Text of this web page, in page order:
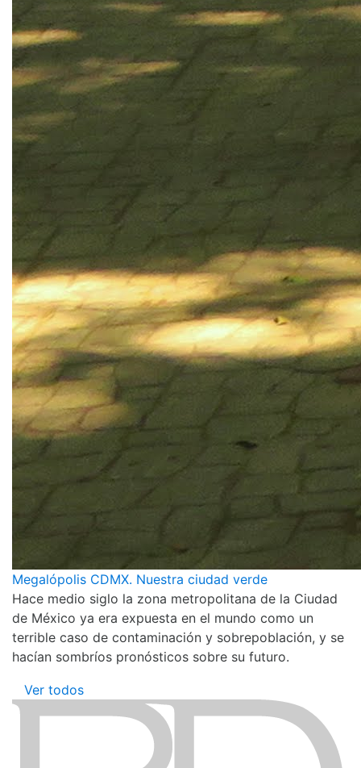
Megalópolis CDMX. Nuestra ciudad verde
Hace medio siglo la zona metropolitana de la Ciudad
de México ya era expuesta en el mundo como un
terrible caso de contaminación y sobrepoblación, y se
hacían sombríos pronósticos sobre su futuro.
Ver todos